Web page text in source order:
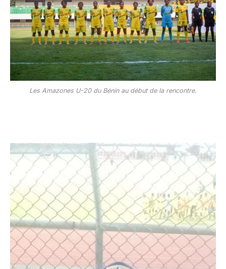
Les Amazones U-20 du Bénin au début de la rencontre.